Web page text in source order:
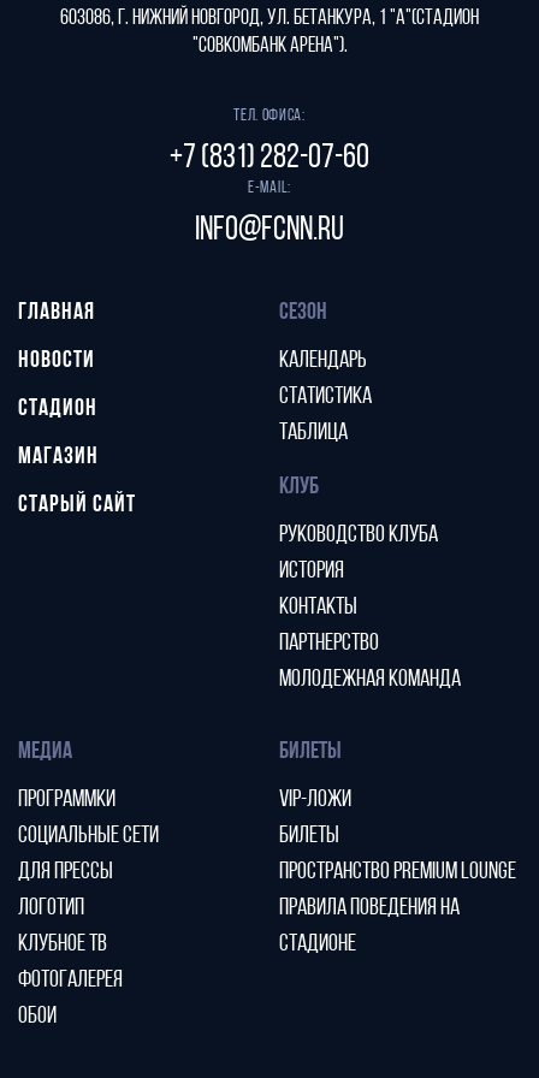
603086, г. Нижний Новгород, ул. Бетанкура, 1 "А"(стадион
"СОВКОМБАНК АРЕНА").
Тел. офиса:
+7 (831) 282-07-60
E-mail:
info@fcnn.ru
ГЛАВНАЯ
НОВОСТИ
СТАДИОН
МАГАЗИН
СТАРЫЙ САЙТ
СЕЗОН
КАЛЕНДАРЬ
СТАТИСТИКА
ТАБЛИЦА
КЛУБ
РУКОВОДСТВО КЛУБА
ИСТОРИЯ
КОНТАКТЫ
ПАРТНЕРСТВО
МОЛОДЕЖНАЯ КОМАНДА
МЕДИА
ПРОГРАММКИ
СОЦИАЛЬНЫЕ СЕТИ
ДЛЯ ПРЕССЫ
ЛОГОТИП
КЛУБНОЕ ТВ
ФОТОГАЛЕРЕЯ
ОБОИ
БИЛЕТЫ
VIP-ЛОЖИ
БИЛЕТЫ
ПРОСТРАНСТВО PREMIUM LOUNGE
ПРАВИЛА ПОВЕДЕНИЯ НА
СТАДИОНЕ